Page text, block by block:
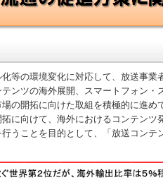
等の環境変化に対応して、放送事業
ンツの海外展開、スマートフォン・
の開拓に向けた取組を積極的に進め
に向けて、海外におけるコンテンツ
うことを目的として、「放送コンテ